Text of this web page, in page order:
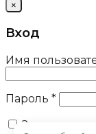
×
Вход
Имя
Пароль *
Запомнить